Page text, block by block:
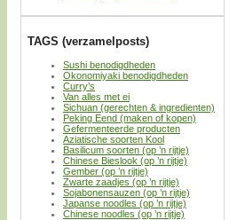
TAGS (verzamelposts)
Sushi benodigdheden
Okonomiyaki benodigdheden
Curry’s
Van alles met ei
Sichuan (gerechten & ingredienten)
Peking Eend (maken of kopen)
Gefermenteerde producten
Aziatische soorten Kool
Basilicum soorten (op ’n rijtje)
Chinese Bieslook (op ’n rijtje)
Gember (op ’n rijtje)
Zwarte zaadjes (op ’n rijtje)
Sojabonensauzen (op ’n rijtje)
Japanse noodles (op ’n rijtje)
Chinese noodles (op ’n rijtje)